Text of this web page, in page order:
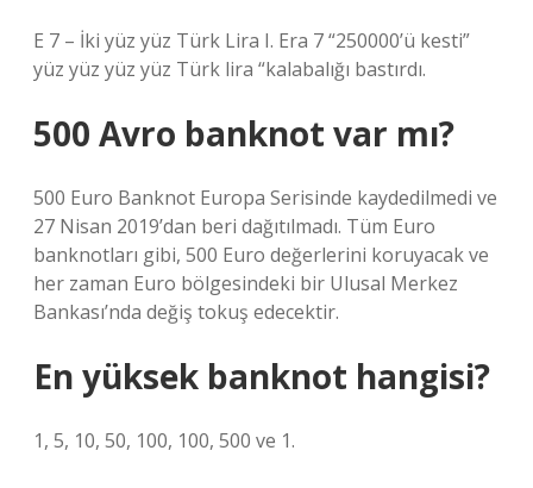
E 7 – İki yüz yüz Türk Lira I. Era 7 “250000’ü kesti”
yüz yüz yüz yüz Türk lira “kalabalığı bastırdı.
500 Avro banknot var mı?
500 Euro Banknot Europa Serisinde kaydedilmedi ve
27 Nisan 2019’dan beri dağıtılmadı. Tüm Euro
banknotları gibi, 500 Euro değerlerini koruyacak ve
her zaman Euro bölgesindeki bir Ulusal Merkez
Bankası’nda değiş tokuş edecektir.
En yüksek banknot hangisi?
1, 5, 10, 50, 100, 100, 500 ve 1.